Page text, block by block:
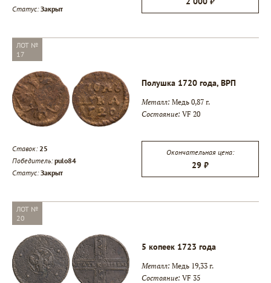
Статус:Закрыт
ЛОТ №
17
Полушка 1720 года, ВРП
Металл: Медь 0,87 г.
Состояние: VF 20
Ставок:25
Победитель: pulo84
Статус:Закрыт
Окончательная цена:
29 ₽
ЛОТ №
20
5 копеек 1723 года
Металл: Медь 19,33 г.
Состояние: VF 35